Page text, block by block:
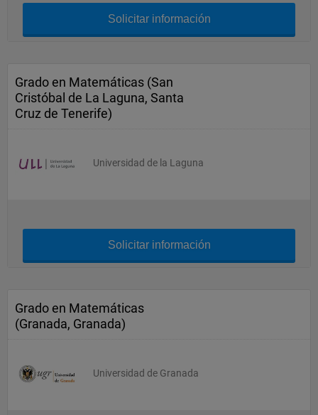
Solicitar información
Grado en Matemáticas (San
Cristóbal de La Laguna, Santa
Cruz de Tenerife)
Universidad de la Laguna
Solicitar información
Grado en Matemáticas
(Granada, Granada)
Universidad de Granada